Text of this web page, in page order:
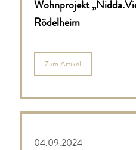
Wohnprojekt
Rödelheim
Zum Artikel
04.09.2024